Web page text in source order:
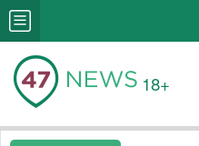
18+